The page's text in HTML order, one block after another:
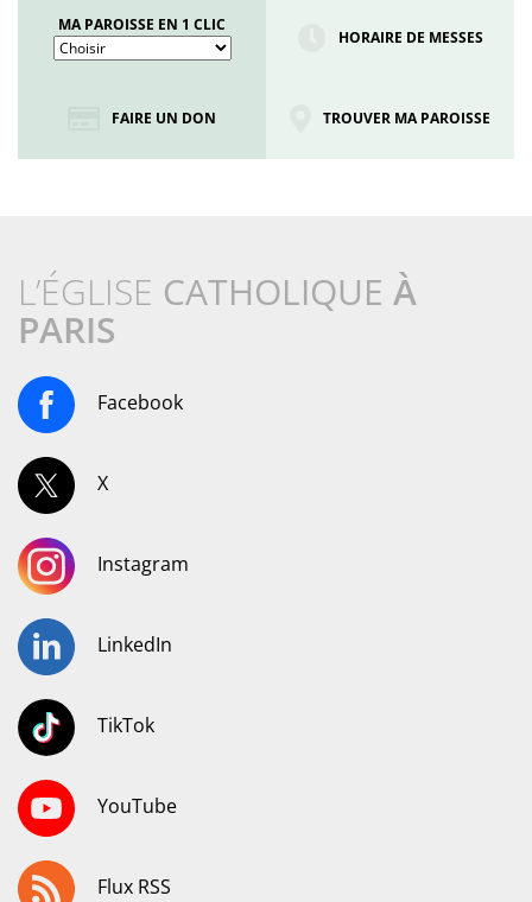
MA PAROISSE EN 1 CLIC
HORAIRE DE MESSES
FAIRE UN DON TROUVER MA PAROISSE
L’ÉGLISE CATHOLIQUE À
PARIS
Facebook
X
Instagram
LinkedIn
TikTok
YouTube
Flux RSS